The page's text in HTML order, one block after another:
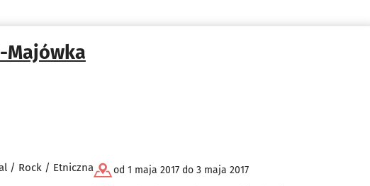
Majówka
/ Rock / Etniczna
od 1 maja 2017 do 3 maja 2017